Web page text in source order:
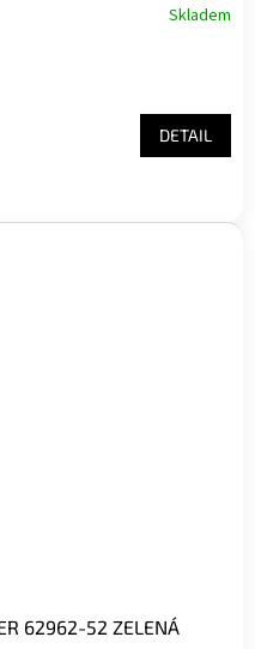
Skladem
DETAIL
62962-52 ZELENÁ